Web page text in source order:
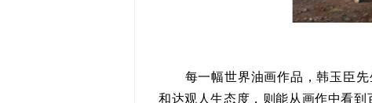
每一幅世界油画作品，韩玉臣先
和达观人生态度，则能从画作中看到